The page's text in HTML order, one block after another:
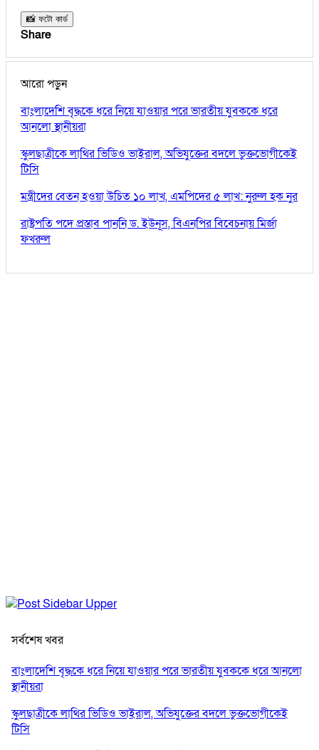
📸 ফটো কার্ড
Share
আরো পড়ুন
বাংলাদেশি বৃদ্ধকে ধরে নিয়ে যাওয়ার পরে ভারতীয় যুবককে ধরে
আনলো স্থানীয়রা
স্কুলছাত্রীকে লাথির ভিডিও ভাইরাল, অভিযুক্তের বদলে ভুক্তভোগীকেই
টিসি
মন্ত্রীদের বেতন হওয়া উচিত ১০ লাখ, এমপিদের ৫ লাখ: নুরুল হক নুর
রাষ্ট্রপতি পদে প্রস্তাব পাননি ড. ইউনূস, বিএনপির বিবেচনায় মির্জা
ফখরুল
সর্বশেষ খবর
বাংলাদেশি বৃদ্ধকে ধরে নিয়ে যাওয়ার পরে ভারতীয় যুবককে ধরে আনলো
স্থানীয়রা
স্কুলছাত্রীকে লাথির ভিডিও ভাইরাল, অভিযুক্তের বদলে ভুক্তভোগীকেই
টিসি